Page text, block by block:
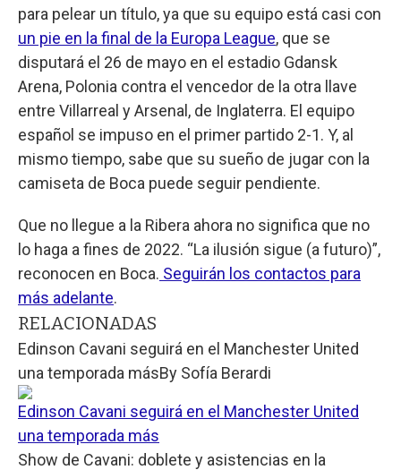
para pelear un título, ya que su equipo está casi con
un pie en la final de la Europa League, que se
disputará el 26 de mayo en el estadio Gdansk
Arena, Polonia contra el vencedor de la otra llave
entre Villarreal y Arsenal, de Inglaterra. El equipo
español se impuso en el primer partido 2-1. Y, al
mismo tiempo, sabe que su sueño de jugar con la
camiseta de Boca puede seguir pendiente.
Que no llegue a la Ribera ahora no significa que no
lo haga a fines de 2022. “La ilusión sigue (a futuro)”,
reconocen en Boca. Seguirán los contactos para
más adelante.
RELACIONADAS
Edinson Cavani seguirá en el Manchester United
una temporada másBy Sofía Berardi
Edinson Cavani seguirá en el Manchester United
una temporada más
Show de Cavani: doblete y asistencias en la